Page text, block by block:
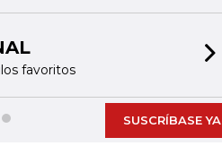
favoritos
SUSCRÍBASE YA